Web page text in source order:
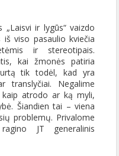
„Laisvi ir lygūs“ vaizdo
viso pasaulio kviečia
ir stereotipais.
kai žmonės patiria
tik todėl, kad yra
translyčiai. Negalime
atrodo ar ką myli,
Šiandien tai – viena
problemų. Privalome
JT generalinis